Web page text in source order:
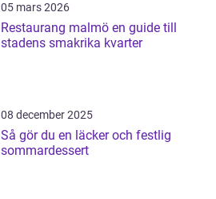
05 mars 2026
Restaurang malmö en guide till
stadens smakrika kvarter
08 december 2025
Så gör du en läcker och festlig
sommardessert